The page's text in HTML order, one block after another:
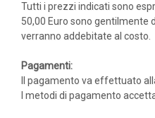
Tutti i prezzi indicati sono
50,00 Euro sono gentilmente
verranno addebitate al costo.
Pagamenti:
Il pagamento va effettuato
I metodi di pagamento